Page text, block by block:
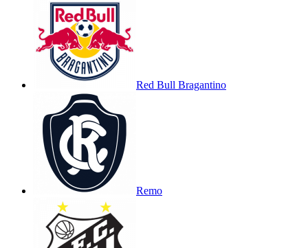
Red Bull Bragantino
Remo